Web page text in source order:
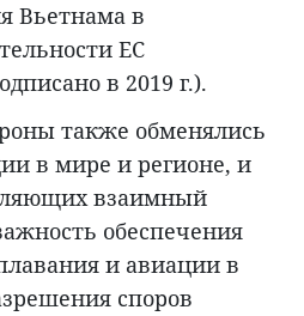
Вьетнама в
ЕС
в 2019 г.).
также обменялись
в мире и регионе, и
взаимный
обеспечения
и авиации в
споров